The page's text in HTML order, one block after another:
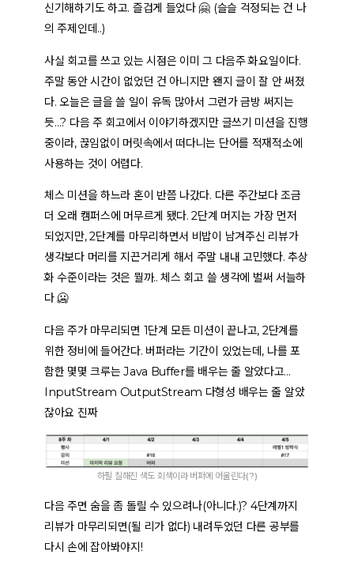
신기해하기도 하고. 즐겁게 들었다 🤗 (슬슬 걱정되는 건 나
의 주제인데..)
사실 회고를 쓰고 있는 시점은 이미 그 다음주 화요일이다.
주말 동안 시간이 없었던 건 아니지만 왠지 글이 잘 안 써졌
다. 오늘은 글을 쓸 일이 유독 많아서 그런가 금방 써지는
듯…? 다음 주 회고에서 이야기하겠지만 글쓰기 미션을 진행
중이라, 끊임없이 머릿속에서 떠다니는 단어를 적재적소에
사용하는 것이 어렵다.
체스 미션을 하느라 혼이 반쯤 나갔다. 다른 주간보다 조금
더 오래 캠퍼스에 머무르게 됐다. 2단계 머지는 가장 먼저
되었지만, 2단계를 마무리하면서 비밥이 남겨주신 리뷰가
생각보다 머리를 지끈거리게 해서 주말 내내 고민했다. 추상
화 수준이라는 것은 뭘까.. 체스 회고 쓸 생각에 벌써 서늘하
다 🥶
다음 주가 마무리되면 1단계 모든 미션이 끝나고, 2단계를
위한 정비에 들어간다. 버퍼라는 기간이 있었는데, 나를 포
함한 몇몇 크루는 Java Buffer를 배우는 줄 알았다고…
InputStream OutputStream 다형성 배우는 줄 알았
잖아요 진짜
하필 칠해진 색도 회색이라 버퍼에 어울린다(?)
다음 주면 숨을 좀 돌릴 수 있으려나(아니다.)? 4단계까지
리뷰가 마무리되면(될 리가 없다) 내려두었던 다른 공부를
다시 손에 잡아봐야지!